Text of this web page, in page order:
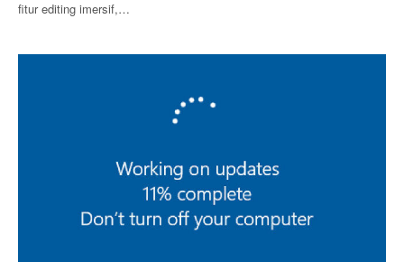
fitur editing imersif,…